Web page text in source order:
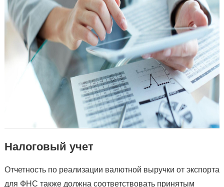
Налоговый учет
Отчетность по реализации валютной выручки от экспорта
для ФНС также должна соответствовать принятым